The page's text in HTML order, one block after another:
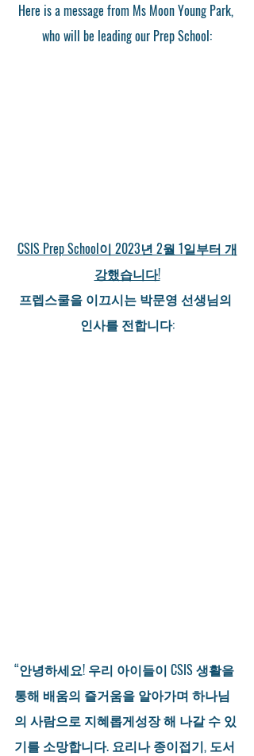
Here is a message from Ms Moon Young Park,
who will be leading our Prep School:
CSIS Prep School이 2023년 2월 1일부터 개
강했습니다!
프렙스쿨을 이끄시는 박문영 선생님의
인사를 전합니다:
“안녕하세요! 우리 아이들이 CSIS 생활을
통해 배움의 즐거움을 알아가며 하나님
의 사람으로 지혜롭게성장 해 나갈 수 있
기를 소망합니다. 요리나 종이접기, 도서